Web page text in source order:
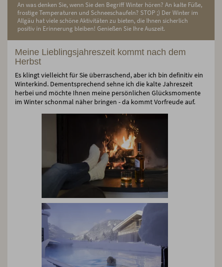
An was denken Sie, wenn Sie den Begriff Winter hören? An kalte Füße,
frostige Temperaturen und Schneeschaufeln? STOP ;) Der Winter im
Allgäu hat viele schöne Aktivitäten zu bieten, die Ihnen sicherlich
positiv in Erinnerung bleiben! Genießen Sie Ihre Auszeit.
Meine Lieblingsjahreszeit kommt nach dem
Herbst
Es klingt vielleicht für Sie überraschend, aber ich bin definitiv ein
Winterkind. Dementsprechend sehne ich die kalte Jahreszeit
herbei und möchte Ihnen meine persönlichen Glücksmomente
im Winter schonmal näher bringen - da kommt Vorfreude auf.